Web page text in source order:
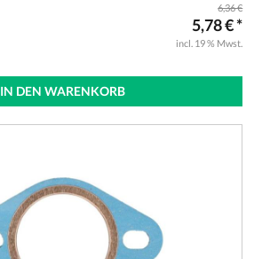
6,36 €
5,78 € *
incl. 19 % Mwst.
IN DEN WARENKORB